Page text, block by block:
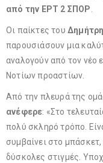
από την ΕΡΤ 2 ΣΠΟΡ.
Οι παίκτες του
παρουσιάσουν μια
αναλογούν από τον νέο
Νοτίων προαστίων.
Από την πλευρά της
ανέφερε: «Στο
πολύ σκληρό τρόπο.
συμβαίνει στο
δύσκολες στιγμές.